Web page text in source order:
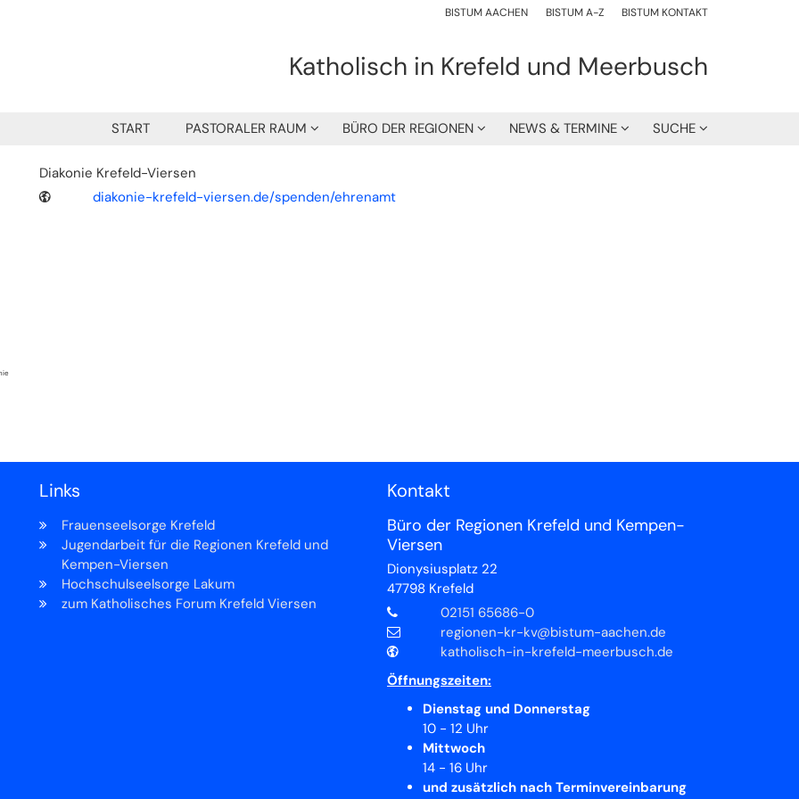
BISTUM AACHEN BISTUM A-Z BISTUM KONTAKT
Katholisch in Krefeld und Meerbusch
START PASTORALER RAUM BÜRO DER REGIONEN NEWS & TERMINE SUCHE
Diakonie Krefeld-Viersen
diakonie-krefeld-viersen.de/spenden/ehrenamt
Links
Frauenseelsorge Krefeld
Jugendarbeit für die Regionen Krefeld und
Kempen-Viersen
Hochschulseelsorge Lakum
zum Katholisches Forum Krefeld Viersen
Kontakt
Büro der Regionen Krefeld und Kempen-
Viersen
Dionysiusplatz 22
47798 Krefeld
02151 65686-0
regionen-kr-kv@bistum-aachen.de
katholisch-in-krefeld-meerbusch.de
Öffnungszeiten:
Dienstag und Donnerstag
10 - 12 Uhr
Mittwoch
14 - 16 Uhr
und zusätzlich nach Terminvereinbarung